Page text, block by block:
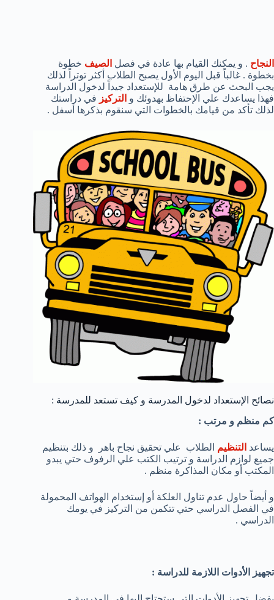
النجاح . و يمكنك القيام بها عادة في فصل الصيف خطوة
بخطوة . غالباً قبل اليوم الأول يصبح الطلاب أكثر توتراً لذلك
يجب البحث عن طرق هامة للإستعداد جيداً لدخول الدراسة
فهذا يساعدك علي الإحتفاظ بهدوئك و التركيز في دراستك
لذلك تأكد من قيامك بالخطوات التي سنقوم بذكرها أسفل .
نصائح الإستعداد لدخول المدرسة و كيف تستعد للمدرسة :
كم منظم و مرتب :
يساعد التنظيم الطلاب علي تحقيق نجاح باهر و ذلك بتنظيم
جميع لوازم الدراسة و ترتيب الكتب علي الرفوف حتي يبدو
المكتب أو مكان المذاكرة منظم .
و أيضاً حاول عدم تناول العلكة أو إستخدام الهواتف المحمولة
في الفصل الدراسي حتي تتكمن من التركيز في يومك
الدراسي .
تجهيز الأدوات اللازمة للدراسة :